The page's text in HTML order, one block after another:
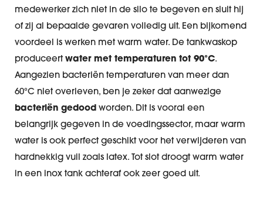
medewerker zich niet in de silo te begeven en sluit hij
of zij al bepaalde gevaren volledig uit. Een bijkomend
voordeel is werken met warm water. De tankwaskop
produceert water met temperaturen tot 90°C.
Aangezien bacteriën temperaturen van meer dan
60°C niet overleven, ben je zeker dat aanwezige
bacteriën gedood worden. Dit is vooral een
belangrijk gegeven in de voedingssector, maar warm
water is ook perfect geschikt voor het verwijderen van
hardnekkig vuil zoals latex. Tot slot droogt warm water
in een inox tank achteraf ook zeer goed uit.